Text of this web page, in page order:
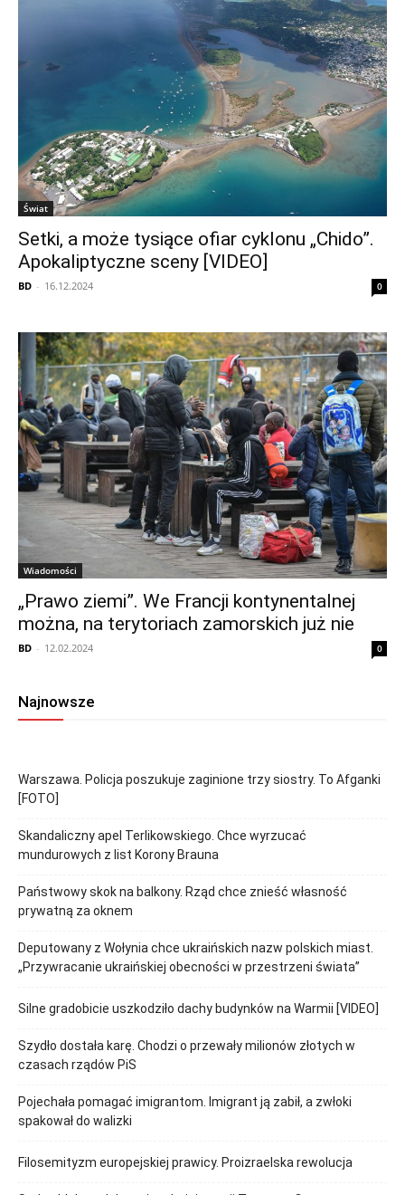
Świat
Setki, a może tysiące ofiar cyklonu „Chido”.
Apokaliptyczne sceny [VIDEO]
BD - 16.12.2024 0
Wiadomości
„Prawo ziemi”. We Francji kontynentalnej
można, na terytoriach zamorskich już nie
BD - 12.02.2024 0
Najnowsze
Warszawa. Policja poszukuje zaginione trzy siostry. To Afganki
[FOTO]
Skandaliczny apel Terlikowskiego. Chce wyrzucać
mundurowych z list Korony Brauna
Państwowy skok na balkony. Rząd chce znieść własność
prywatną za oknem
Deputowany z Wołynia chce ukraińskich nazw polskich miast.
„Przywracanie ukraińskiej obecności w przestrzeni świata”
Silne gradobicie uszkodziło dachy budynków na Warmii [VIDEO]
Szydło dostała karę. Chodzi o przewały milionów złotych w
czasach rządów PiS
Pojechała pomagać imigrantom. Imigrant ją zabił, a zwłoki
spakował do walizki
Filosemityzm europejskiej prawicy. Proizraelska rewolucja